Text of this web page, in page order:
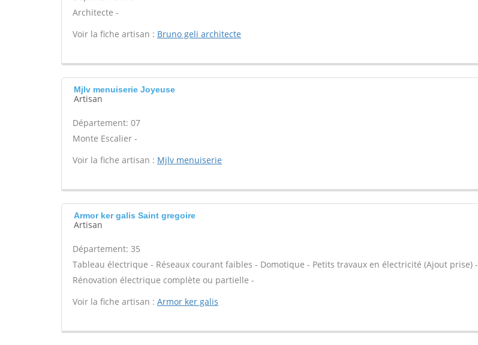
Architecte -
Voir la fiche artisan : Bruno geli architecte
Mjlv menuiserie Joyeuse
Artisan
Département: 07
Monte Escalier -
Voir la fiche artisan : Mjlv menuiserie
Armor ker galis Saint gregoire
Artisan
Département: 35
Tableau électrique - Réseaux courant faibles - Domotique - Petits travaux en électricité (Ajout prise) -
Rénovation électrique complète ou partielle -
Voir la fiche artisan : Armor ker galis